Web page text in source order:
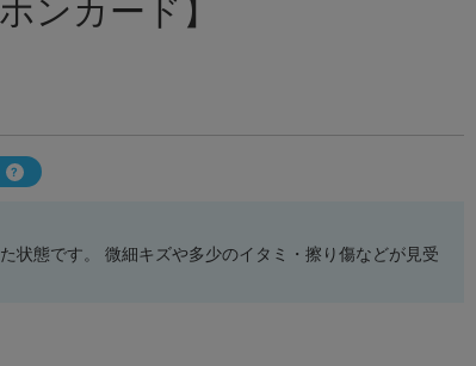
ンカード】
状態です。 微細キズや多少のイタミ・擦り傷などが見受